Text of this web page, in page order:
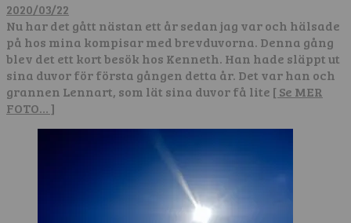
2020/03/22
Nu har det gått nästan ett år sedan jag var och hälsade
på hos mina kompisar med brevduvorna. Denna gång
blev det ett kort besök hos Kenneth. Han hade släppt ut
sina duvor för första gången detta år. Det var han och
grannen Lennart, som lät sina duvor få lite [ Se MER
FOTO… ]